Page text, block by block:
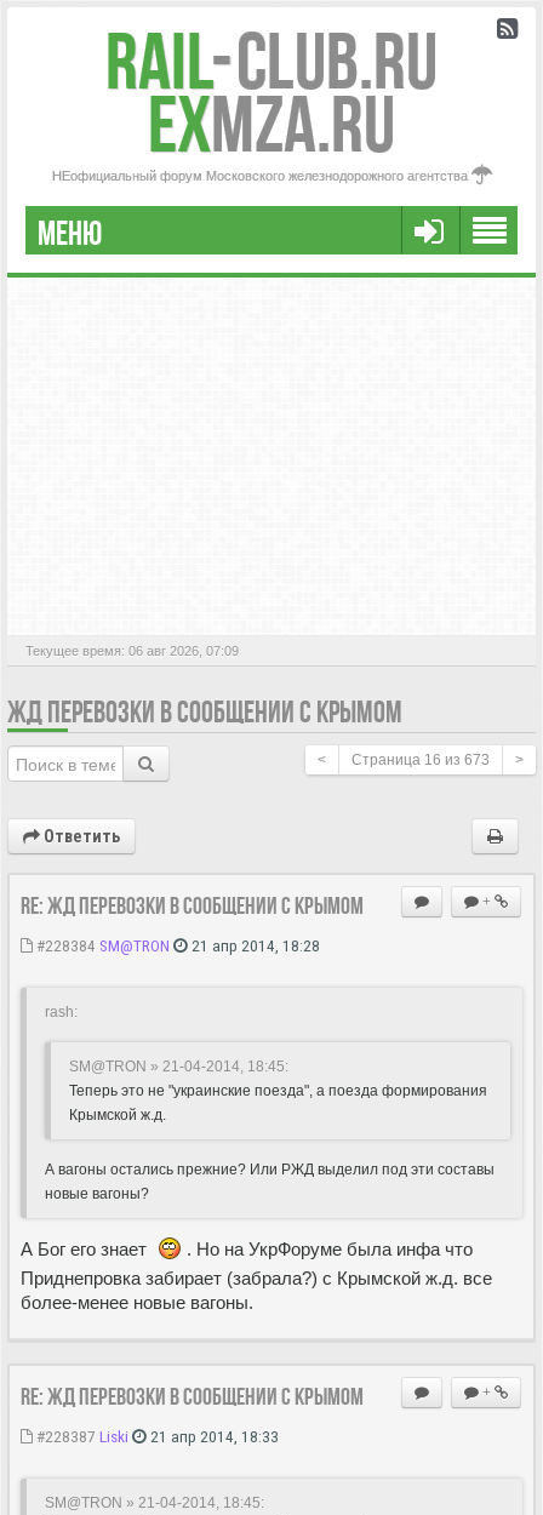
Rail-Club.RU
exMZA.RU
НЕофициальный форум Московского железнодорожного агентства
МЕНЮ
РЕГИСТРАЦИЯ
Текущее время: 06 авг 2026, 07:09
ЖД ПЕРЕВОЗКИ В СООБЩЕНИИ С КРЫМОМ
< Страница 16 из 673 >
Ответить
+
Re: ЖД перевозки в сообщении с Крымом
#228384 SM@TRON 21 апр 2014, 18:28
rash:
SM@TRON » 21-04-2014, 18:45:
Теперь это не "украинские поезда", а поезда формирования
Крымской ж.д.
А вагоны остались прежние? Или РЖД выделил под эти составы
новые вагоны?
А Бог его знает
. Но на УкрФоруме была инфа что
Приднепровка забирает (забрала?) с Крымской ж.д. все
более-менее новые вагоны.
+
Re: ЖД перевозки в сообщении с Крымом
#228387 Liski 21 апр 2014, 18:33
SM@TRON » 21-04-2014, 18:45: